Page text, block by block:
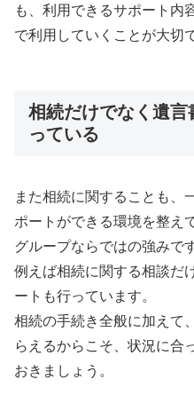
も、利用できるサポート内
で利用していくことが大切
相続だけでなく遺
っている
また相続に関することも、
ポートができる環境を整え
グループならではの強みです
例えば相続に関する相談だ
ートも行っています。
相続の手続き全般に加えて
らえるからこそ、状況に合
おきましょう。